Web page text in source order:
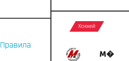
Правила
Хоккей
М�